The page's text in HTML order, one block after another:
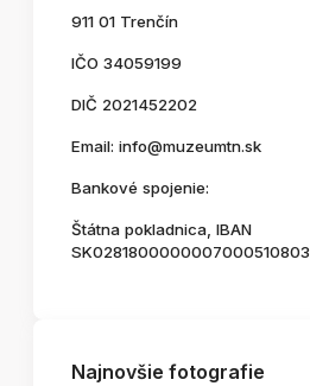
911 01 Trenčín
IČO 34059199
DIČ 2021452202
Email: info@muzeumtn.sk
Bankové spojenie:
Štátna pokladnica, IBAN
SK0281800000007000510803
Najnovšie fotografie